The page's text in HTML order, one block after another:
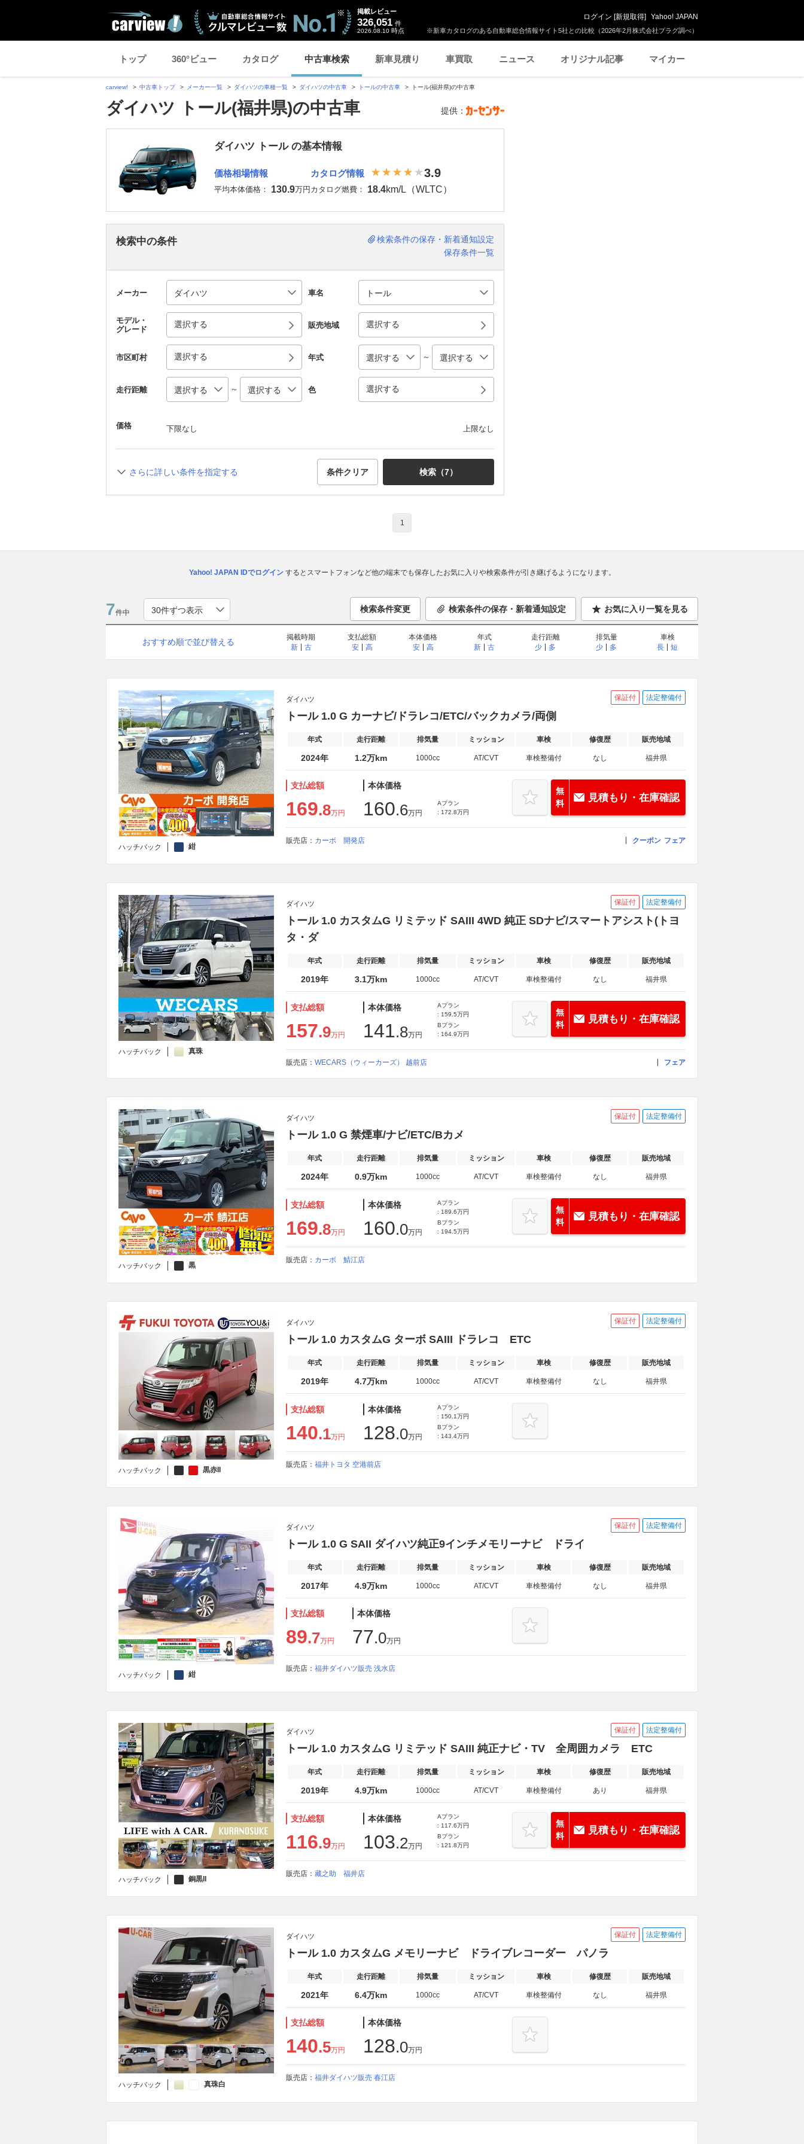
※新車カタログのある自動車総合情報サイト5社との比較（2026年2月株式会社プラグ調べ）
掲載レビュー
326,051 件
2026.08.10 時点
ログイン [新規取得] Yahoo! JAPAN
トップ 360°ビュー カタログ 中古車検索 新車見積り 車買取 ニュース オリジナル記事 マイカー
carview! 中古車トップ メーカー一覧 ダイハツの車種一覧 ダイハツの中古車 トールの中古車 トール(福井県)の中古車
ダイハツ トール(福井県)の中古車 提供：
ダイハツ トール の基本情報
価格相場情報
平均本体価格： 130.9万円
カタログ情報 3.9
カタログ燃費： 18.4km/L（WLTC）
検索中の条件
検索条件の保存・新着通知設定
保存条件一覧
メーカー 車名
モデル・
グレード
選択する 販売地域 選択する
市区町村 選択する 年式 ～
走行距離 ～ 色 選択する
価格 下限なし 上限なし
さらに詳しい条件を指定する 条件クリア 検索（7）
1
Yahoo! JAPAN IDでログインするとスマートフォンなど他の端末でも保存したお気に入りや検索条件が引き継げるようになります。
7件中 検索条件変更 検索条件の保存・新着通知設定 お気に入り一覧を見る
おすすめ順で並び替える
掲載時期
新
古
支払総額
安
高
本体価格
安
高
年式
新
古
走行距離
少
多
排気量
少
多
車検
長
短
ハッチバック 紺
ダイハツ 保証付 法定整備付
トール 1.0 G カーナビ/ドラレコ/ETC/バックカメラ/両側
年式 走行距離 排気量 ミッション 車検 修復歴 販売地域
2024年 1.2万km 1000cc AT/CVT 車検整備付 なし 福井県
支払総額
169.8万円
本体価格
160.6万円
Aプラン
: 172.8万円
無
料
見積もり・在庫確認
販売店： カーボ 開発店 クーポン フェア
ハッチバック 真珠
ダイハツ 保証付 法定整備付
トール 1.0 カスタムG リミテッド SAIII 4WD 純正 SDナビ/スマートアシスト(トヨ
タ・ダ
年式 走行距離 排気量 ミッション 車検 修復歴 販売地域
2019年 3.1万km 1000cc AT/CVT 車検整備付 なし 福井県
支払総額
157.9万円
本体価格
141.8万円
Aプラン
: 159.5万円
Bプラン
: 164.9万円
無
料
見積もり・在庫確認
販売店： WECARS（ウィーカーズ） 越前店 フェア
ハッチバック 黒
ダイハツ 保証付 法定整備付
トール 1.0 G 禁煙車/ナビ/ETC/Bカメ
年式 走行距離 排気量 ミッション 車検 修復歴 販売地域
2024年 0.9万km 1000cc AT/CVT 車検整備付 なし 福井県
支払総額
169.8万円
本体価格
160.0万円
Aプラン
: 189.6万円
Bプラン
: 194.5万円
無
料
見積もり・在庫確認
販売店： カーボ 鯖江店
ハッチバック 黒赤II
ダイハツ 保証付 法定整備付
トール 1.0 カスタムG ターボ SAIII ドラレコ ETC
年式 走行距離 排気量 ミッション 車検 修復歴 販売地域
2019年 4.7万km 1000cc AT/CVT 車検整備付 なし 福井県
支払総額
140.1万円
本体価格
128.0万円
Aプラン
: 150.1万円
Bプラン
: 143.4万円
販売店： 福井トヨタ 空港前店
ハッチバック 紺
ダイハツ 保証付 法定整備付
トール 1.0 G SAII ダイハツ純正9インチメモリーナビ ドライ
年式 走行距離 排気量 ミッション 車検 修復歴 販売地域
2017年 4.9万km 1000cc AT/CVT 車検整備付 なし 福井県
支払総額
89.7万円
本体価格
77.0万円
販売店： 福井ダイハツ販売 浅水店
ハッチバック 銅黒II
ダイハツ 保証付 法定整備付
トール 1.0 カスタムG リミテッド SAIII 純正ナビ・TV 全周囲カメラ ETC
年式 走行距離 排気量 ミッション 車検 修復歴 販売地域
2019年 4.9万km 1000cc AT/CVT 車検整備付 あり 福井県
支払総額
116.9万円
本体価格
103.2万円
Aプラン
: 117.6万円
Bプラン
: 121.8万円
無
料
見積もり・在庫確認
販売店： 藏之助 福井店
ハッチバック 真珠白
ダイハツ 保証付 法定整備付
トール 1.0 カスタムG メモリーナビ ドライブレコーダー パノラ
年式 走行距離 排気量 ミッション 車検 修復歴 販売地域
2021年 6.4万km 1000cc AT/CVT 車検整備付 なし 福井県
支払総額
140.5万円
本体価格
128.0万円
販売店： 福井ダイハツ販売 春江店